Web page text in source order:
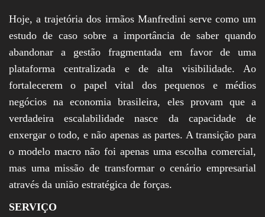
Hoje, a trajetória dos irmãos Manfredini serve como um
estudo de caso sobre a importância de saber quando
abandonar a gestão fragmentada em favor de uma
plataforma centralizada e de alta visibilidade. Ao
fortalecerem o papel vital dos pequenos e médios
negócios na economia brasileira, eles provam que a
verdadeira escalabilidade nasce da capacidade de
enxergar o todo, e não apenas as partes. A transição para
o modelo macro não foi apenas uma escolha comercial,
mas uma missão de transformar o cenário empresarial
através da união estratégica de forças.
SERVIÇO